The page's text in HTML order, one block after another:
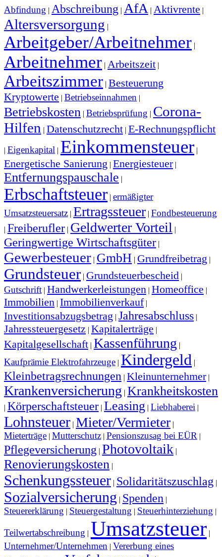
Abfindung | Abschreibung | AfA | Aktivrente |
Altersversorgung |
Arbeitgeber/Arbeitnehmer |
Arbeitnehmer | Arbeitszeit |
Arbeitszimmer | Besteuerung
Kryptowerte | Betriebseinnahmen |
Betriebskosten | Betriebsprüfung | Corona-
Hilfen | Datenschutzrecht | E-Rechnungspflicht
| Eigenkapital | Einkommensteuer |
Energetische Sanierung | Energiesteuer|
Entfernungspauschale |
Erbschaftsteuer | ermäßigter
Umsatzsteuersatz | Ertragssteuer | Fondbesteuerung
| Freiberufler | Geldwerter Vorteil |
Geringwertige Wirtschaftsgüter |
Gewerbesteuer | GmbH | Grundfreibetrag |
Grundsteuer | Grundsteuerbescheid |
Gutschrift | Handwerkerleistungen | Homeoffice |
Immobilien | Immobilienverkauf |
Investitionsabzugsbetrag | Jahresabschluss |
Jahressteuergesetz | Kapitalerträge |
Kapitalgesellschaft | Kassenführung |
Kaufprämie Elektrofahrzeuge | Kindergeld |
Kleinbetragsrechnungen | Kleinunternehmer|
Krankenversicherung | Krankheitskosten
| Körperschaftsteuer | Leasing | Liebhaberei |
Lohnsteuer | Mieter/Vermieter |
Mieterträge | Mutterschutz | Pensionszusag bei EÜR |
Pflegeversicherung | Photovoltaik |
Renovierungskosten |
Schenkungssteuer | Solidaritätszuschlag |
Sozialversicherung | Spenden |
Steuererklärung | Steuergestaltung | Steuerhinterziehung |
Teilwertabschreibung | Umsatzsteuer |
Unternehmer/Unternehmen | Vererbung eines